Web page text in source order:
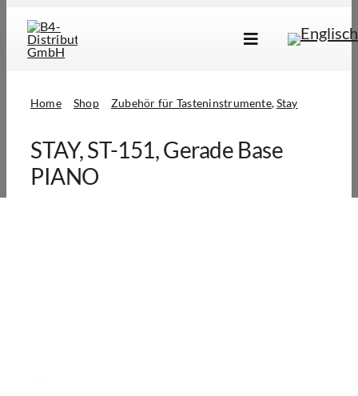
content
Toggle
Händlersuche
Home Shop Zubehör für Tasteninstrumente Stay
STAY, ST-151, Gerade Base
PIANO